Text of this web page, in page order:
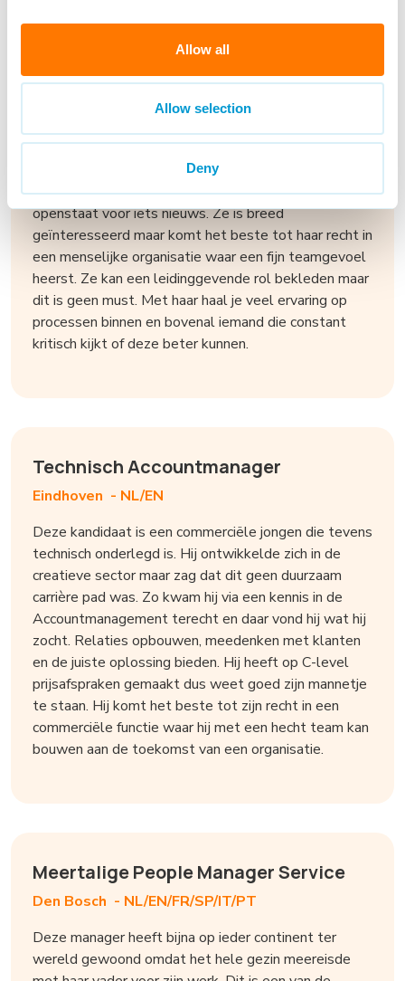
Allow all
Allow selection
Deny
Procesmatig sterke Manager
Deze dame is een een oplossingsgerichte, natuurlijke
procesmatig sterk en zoekt altijd naar efficiëntie in
organisaties. Bij haar huidige werkgever is de
economische situatie niet stabiel waardoor ze
openstaat voor iets nieuws. Ze is breed
geïnteresseerd maar komt het beste tot haar recht in
een menselijke organisatie waar een fijn teamgevoel
heerst. Ze kan een leidinggevende rol bekleden maar
dit is geen must. Met haar haal je veel ervaring op
processen binnen en bovenal iemand die constant
kritisch kijkt of deze beter kunnen.
Technisch Accountmanager
Eindhoven - NL/EN
Deze kandidaat is een commerciële jongen die tevens
technisch onderlegd is. Hij ontwikkelde zich in de
creatieve sector maar zag dat dit geen duurzaam
carrière pad was. Zo kwam hij via een kennis in de
Accountmanagement terecht en daar vond hij wat hij
zocht. Relaties opbouwen, meedenken met klanten
en de juiste oplossing bieden. Hij heeft op C-level
prijsafspraken gemaakt dus weet goed zijn mannetje
te staan. Hij komt het beste tot zijn recht in een
commerciële functie waar hij met een hecht team kan
bouwen aan de toekomst van een organisatie.
Meertalige People Manager Service
Den Bosch - NL/EN/FR/SP/IT/PT
Deze manager heeft bijna op ieder continent ter
wereld gewoond omdat het hele gezin meereisde